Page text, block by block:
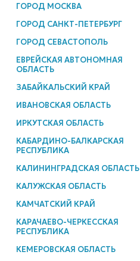
ГОРОД МОСКВА
ГОРОД САНКТ-ПЕТЕРБУРГ
ГОРОД СЕВАСТОПОЛЬ
ЕВРЕЙСКАЯ АВТОНОМНАЯ
ОБЛАСТЬ
ЗАБАЙКАЛЬСКИЙ КРАЙ
ИВАНОВСКАЯ ОБЛАСТЬ
ИРКУТСКАЯ ОБЛАСТЬ
КАБАРДИНО-БАЛКАРСКАЯ
РЕСПУБЛИКА
КАЛИНИНГРАДСКАЯ ОБЛАСТЬ
КАЛУЖСКАЯ ОБЛАСТЬ
КАМЧАТСКИЙ КРАЙ
КАРАЧАЕВО-ЧЕРКЕССКАЯ
РЕСПУБЛИКА
КЕМЕРОВСКАЯ ОБЛАСТЬ